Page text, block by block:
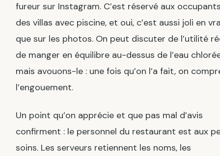
fureur sur Instagram. C’est réservé aux
des villas avec piscine, et oui, c’est aussi joli en
que sur les photos. On peut discuter de l’utilité
de manger en équilibre au-dessus de l’eau
mais avouons-le : une fois qu’on l’a fait, on
l’engouement.
Un point qu’on apprécie et que pas mal d’avis
confirment : le personnel du restaurant est aux
soins. Les serveurs retiennent les noms, les